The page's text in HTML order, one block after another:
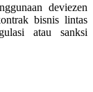
deviezen
bisnis lintas
atau sanksi